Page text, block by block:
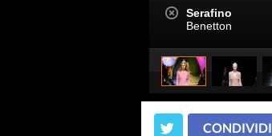
Serafino
Benetton
CONDIVIDI